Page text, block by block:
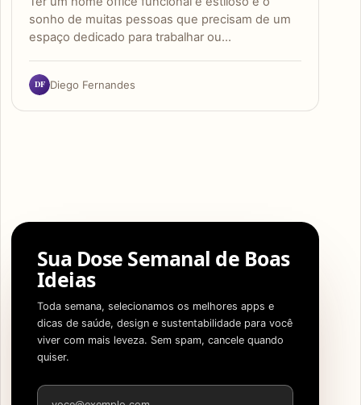
sonho de muitas pessoas que precisam de um
espaço dedicado para trabalhar ou…
DF Diego Fernandes
Sua Dose Semanal de Boas
Ideias
Toda semana, selecionamos os melhores apps e
dicas de saúde, design e sustentabilidade para você
viver com mais leveza. Sem spam, cancele quando
quiser.
Endereço de e-mail